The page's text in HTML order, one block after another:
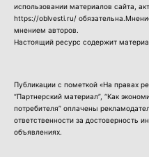
использовании материалов сайта,
https://oblvesti.ru/
мнением авторов.
Настоящий ресурс содержит
Публикации с пометкой «На правах
“Партнерский материал”, “Как
потребителя” оплачены
ответственности за достоверность
объявлениях.